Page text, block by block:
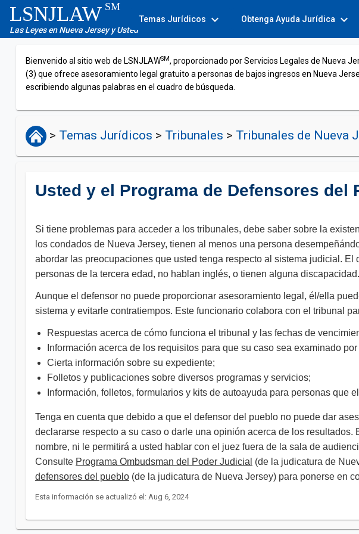
LSNJLAW SM
Las Leyes en Nueva Jersey y Usted
Temas Jurídicos expand_more Obtenga Ayuda Jurídica expand_more
Bienvenido al sitio web de LSNJLAWSM, proporcionado por Servicios Legales de Nueva
(3) que ofrece asesoramiento legal gratuito a personas de bajos ingresos en Nueva
escribiendo algunas palabras en el cuadro de búsqueda.
> Temas Jurídicos > Tribunales > Tribunales de Nueva
Usted y el Programa de Defensores del
Si tiene problemas para acceder a los tribunales, debe saber sobre la
los condados de Nueva Jersey, tienen al menos una persona
abordar las preocupaciones que usted tenga respecto al sistema judicial.
personas de la tercera edad, no hablan inglés, o tienen alguna discapacidad.
Aunque el defensor no puede proporcionar asesoramiento legal, él/ella
sistema y evitarle contratiempos. Este funcionario colabora con el tribunal
Respuestas acerca de cómo funciona el tribunal y las fechas de
Información acerca de los requisitos para que su caso sea examinado
Cierta información sobre su expediente;
Folletos y publicaciones sobre diversos programas y servicios;
Información, folletos, formularios y kits de autoayuda para personas que
Tenga en cuenta que debido a que el defensor del pueblo no puede dar
declararse respecto a su caso o darle una opinión acerca de los
nombre, ni le permitirá a usted hablar con el juez fuera de la sala de
Consulte Programa Ombudsman del Poder Judicial (de la judicatura de
defensores del pueblo (de la judicatura de Nueva Jersey) para ponerse en
Esta información se actualizó el: Aug 6, 2024